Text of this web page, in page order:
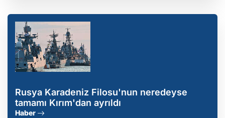
Rusya Karadeniz Filosu'nun neredeyse
tamamı Kırım'dan ayrıldı
Haber